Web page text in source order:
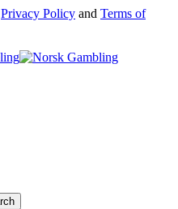
Privacy Policy and Terms of